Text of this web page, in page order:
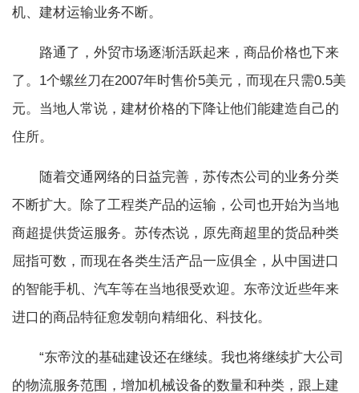
机、建材运输业务不断。
路通了，外贸市场逐渐活跃起来，商品价格也下来
了。1个螺丝刀在2007年时售价5美元，而现在只需0.5美
元。当地人常说，建材价格的下降让他们能建造自己的
住所。
随着交通网络的日益完善，苏传杰公司的业务分类
不断扩大。除了工程类产品的运输，公司也开始为当地
商超提供货运服务。苏传杰说，原先商超里的货品种类
屈指可数，而现在各类生活产品一应俱全，从中国进口
的智能手机、汽车等在当地很受欢迎。东帝汶近些年来
进口的商品特征愈发朝向精细化、科技化。
“东帝汶的基础建设还在继续。我也将继续扩大公司
的物流服务范围，增加机械设备的数量和种类，跟上建